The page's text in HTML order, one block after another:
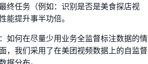
终任务（例如：识别是否是美食探店视
能提升事半功倍。
如何在尽量少用业务全监督标注数据的情
，我们采用了在美团视频数据上的自监督